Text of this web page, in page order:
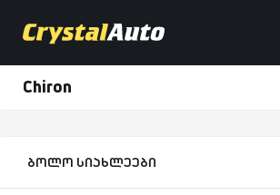
Chiron
ბოლო სიახლეები